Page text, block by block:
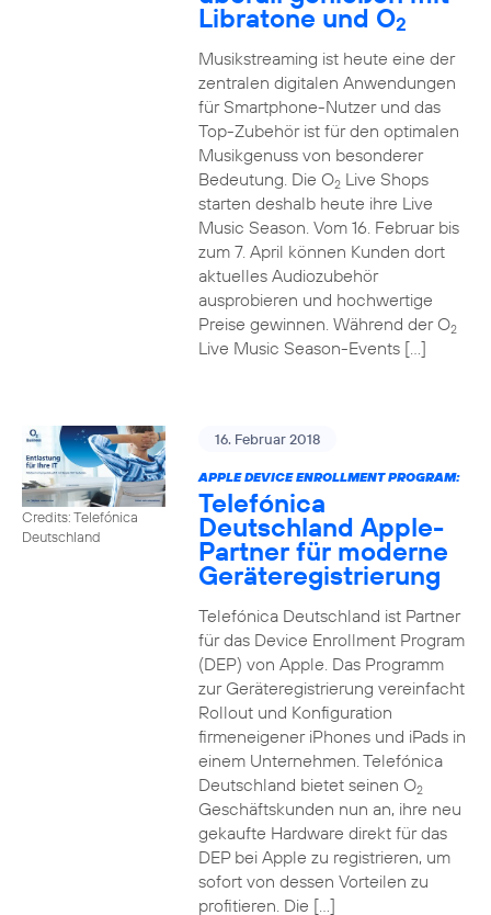
Libratone und O2
Musikstreaming ist heute eine der
zentralen digitalen Anwendungen
für Smartphone-Nutzer und das
Top-Zubehör ist für den optimalen
Musikgenuss von besonderer
Bedeutung. Die O2Live Shops
starten deshalb heute ihre Live
Music Season. Vom 16. Februar bis
zum 7. April können Kunden dort
aktuelles Audiozubehör
ausprobieren und hochwertige
Preise gewinnen. Während der O2
Live Music Season-Events […]
Credits: Telefónica
Deutschland
16. Februar 2018
APPLE DEVICE ENROLLMENT PROGRAM:
Telefónica
Deutschland Apple-
Partner für moderne
Geräteregistrierung
Telefónica Deutschland ist Partner
für das Device Enrollment Program
(DEP) von Apple. Das Programm
zur Geräteregistrierung vereinfacht
Rollout und Konfiguration
firmeneigener iPhones und iPads in
einem Unternehmen. Telefónica
Deutschland bietet seinen O2
Geschäftskunden nun an, ihre neu
gekaufte Hardware direkt für das
DEP bei Apple zu registrieren, um
sofort von dessen Vorteilen zu
profitieren. Die […]